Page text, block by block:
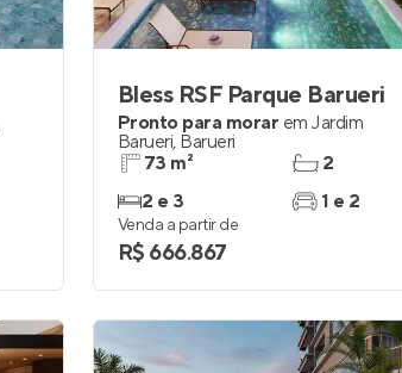
Bless RSF Parque Barueri
Pronto para morar em Jardim
Barueri, Barueri
73 m²
2 e 3
2
1 e 2
Venda a partir de
R$ 666.867